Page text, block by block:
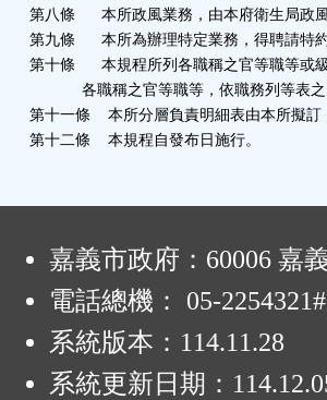
第八條
本所政風業務，由本府衛生局政
第九條
本所為辦理特定業務，得聘請特約
第十條
本規程所列各職稱之官等職等或
各職稱之官等職等，依職務列等表之
第十一條
本所分層負責明細表由本所擬訂
第十二條 本規程自發布日施行。
嘉義市政府：60006 嘉
電話總機： 05-
系統版本： 114.11.28
系統更新日期：